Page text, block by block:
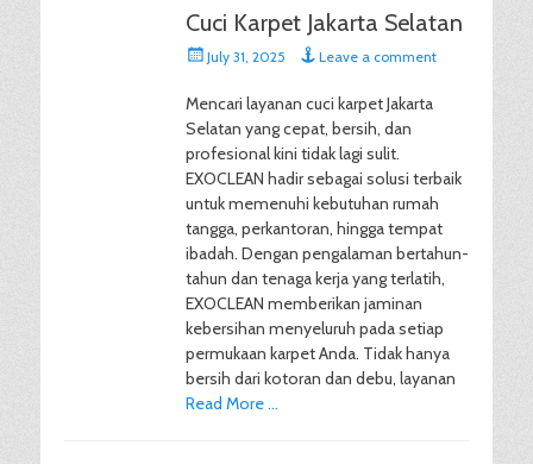
Cuci Karpet Jakarta Selatan
PostedJuly 31, 2025 Leave a comment
Mencari layanan cuci karpet Jakarta
Selatan yang cepat, bersih, dan
profesional kini tidak lagi sulit.
EXOCLEAN hadir sebagai solusi terbaik
untuk memenuhi kebutuhan rumah
tangga, perkantoran, hingga tempat
ibadah. Dengan pengalaman bertahun-
tahun dan tenaga kerja yang terlatih,
EXOCLEAN memberikan jaminan
kebersihan menyeluruh pada setiap
permukaan karpet Anda. Tidak hanya
bersih dari kotoran dan debu, layanan
Read More …